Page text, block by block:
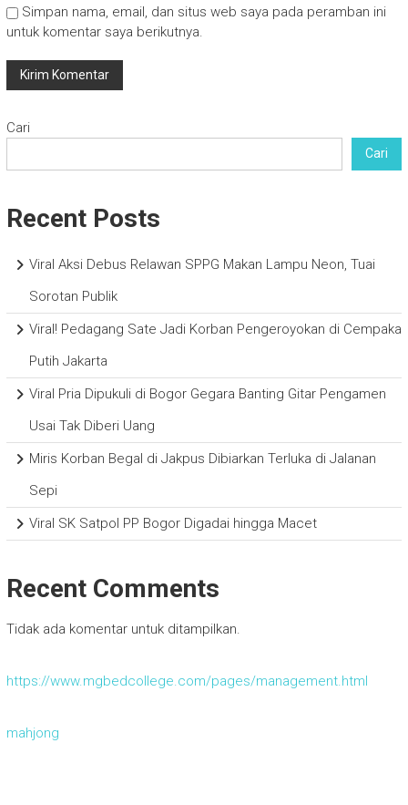
Simpan nama, email, dan situs web saya pada peramban ini
untuk komentar saya berikutnya.
Cari
Cari
Recent Posts
Viral Aksi Debus Relawan SPPG Makan Lampu Neon, Tuai
Sorotan Publik
Viral! Pedagang Sate Jadi Korban Pengeroyokan di Cempaka
Putih Jakarta
Viral Pria Dipukuli di Bogor Gegara Banting Gitar Pengamen
Usai Tak Diberi Uang
Miris Korban Begal di Jakpus Dibiarkan Terluka di Jalanan
Sepi
Viral SK Satpol PP Bogor Digadai hingga Macet
Recent Comments
Tidak ada komentar untuk ditampilkan.
https://www.mgbedcollege.com/pages/management.html
mahjong